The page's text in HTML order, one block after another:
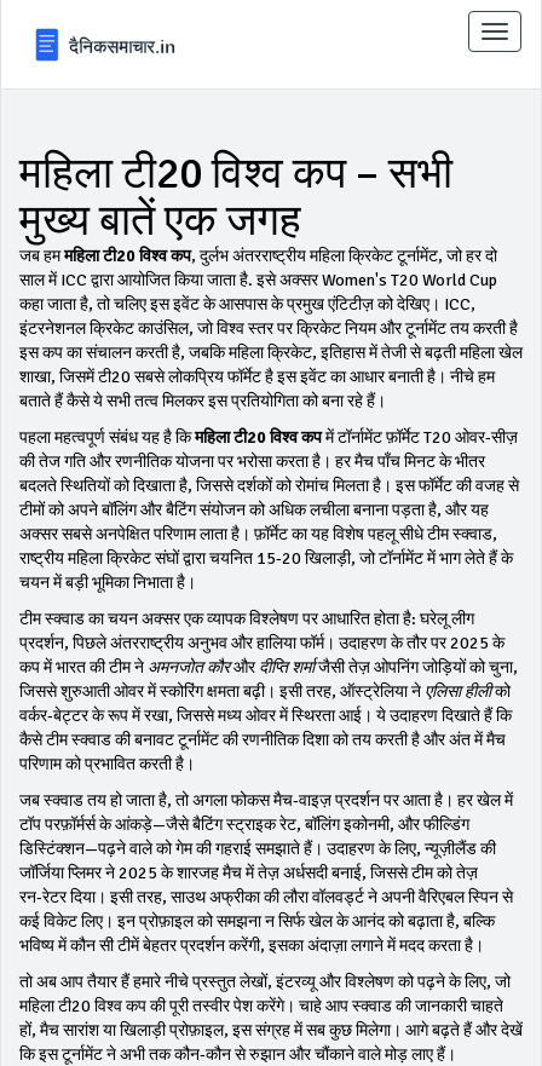
टॉगल
से
महिला टी20 विश्व कप – सभी
मुख्य बातें एक जगह
जब हममहिला टी20 विश्व कप, दुर्लभ अंतरराष्ट्रीय महिला क्रिकेट टूर्नामेंट, जो हर दो
साल में ICC द्वारा आयोजित किया जाता है. इसे अक्सरWomen's T20 World Cup
कहा जाता है, तो चलिए इस इवेंट के आसपास के प्रमुख एंटिटीज़ को देखिए। ICC,
इंटरनेशनल क्रिकेट काउंसिल, जो विश्व स्तर पर क्रिकेट नियम और टूर्नामेंट तय करती है
इस कप का संचालन करती है, जबकिमहिला क्रिकेट, इतिहास में तेजी से बढ़ती महिला खेल
शाखा, जिसमें टी20 सबसे लोकप्रिय फॉर्मेट हैइस इवेंट का आधार बनाती है। नीचे हम
बताते हैं कैसे ये सभी तत्व मिलकर इस प्रतियोगिता को बना रहे हैं।
पहला महत्वपूर्ण संबंध यह है किमहिला टी20 विश्व कपमें टॉर्नामेंट फ़ॉर्मेट T20 ओवर‑सीज़
की तेज गति और रणनीतिक योजना पर भरोसा करता है। हर मैच पाँच मिनट के भीतर
बदलते स्थितियों को दिखाता है, जिससे दर्शकों को रोमांच मिलता है। इस फॉर्मेट की वजह से
टीमों को अपने बॉलिंग और बैटिंग संयोजन को अधिक लचीला बनाना पड़ता है, और यह
अक्सर सबसे अनपेक्षित परिणाम लाता है। फ़ॉर्मेट का यह विशेष पहलू सीधेटीम स्क्वाड,
राष्ट्रीय महिला क्रिकेट संघों द्वारा चयनित 15‑20 खिलाड़ी, जो टॉर्नामेंट में भाग लेते हैंके
चयन में बड़ी भूमिका निभाता है।
टीम स्क्वाड का चयन अक्सर एक व्यापक विश्लेषण पर आधारित होता है: घरेलू लीग
प्रदर्शन, पिछले अंतरराष्ट्रीय अनुभव और हालिया फॉर्म। उदाहरण के तौर पर 2025 के
कप में भारत की टीम ने अमनजोत कौरऔरदीप्ति शर्माजैसी तेज़ ओपनिंग जोड़ियों को चुना,
जिससे शुरुआती ओवर में स्कोरिंग क्षमता बढ़ी। इसी तरह, ऑस्ट्रेलिया ने एलिसा हीलीको
वर्कर‑बेट्टर के रूप में रखा, जिससे मध्य ओवर में स्थिरता आई। ये उदाहरण दिखाते हैं कि
कैसेटीम स्क्वाडकी बनावट टूर्नामेंट की रणनीतिक दिशा को तय करती है और अंत में मैच
परिणाम को प्रभावित करती है।
जब स्क्वाड तय हो जाता है, तो अगला फोकस मैच‑वाइज़ प्रदर्शन पर आता है। हर खेल में
टॉप परफ़ॉर्मर्स के आंकड़े—जैसे बैटिंग स्ट्राइक रेट, बॉलिंग इकोनमी, और फील्डिंग
डिस्टिंक्शन—पढ़ने वाले को गेम की गहराई समझाते हैं। उदाहरण के लिए, न्यूज़ीलैंड की
जॉर्जिया प्लिमर ने 2025 के शारजह मैच में तेज़ अर्धसदी बनाई, जिससे टीम को तेज़
रन‑रेटर दिया। इसी तरह, साउथ अफ्रीका की लौरा वॉलवर्ड्ट ने अपनी वैरिएबल स्पिन से
कई विकेट लिए। इन प्रोफ़ाइल को समझना न सिर्फ खेल के आनंद को बढ़ाता है, बल्कि
भविष्य में कौन सी टीमें बेहतर प्रदर्शन करेंगी, इसका अंदाज़ा लगाने में मदद करता है।
तो अब आप तैयार हैं हमारे नीचे प्रस्तुत लेखों, इंटरव्यू और विश्लेषण को पढ़ने के लिए, जो
महिला टी20 विश्व कप की पूरी तस्वीर पेश करेंगे। चाहे आप स्क्वाड की जानकारी चाहते
हों, मैच सारांश या खिलाड़ी प्रोफ़ाइल, इस संग्रह में सब कुछ मिलेगा। आगे बढ़ते हैं और देखें
कि इस टूर्नामेंट ने अभी तक कौन‑कौन से रुझान और चौंकाने वाले मोड़ लाए हैं।